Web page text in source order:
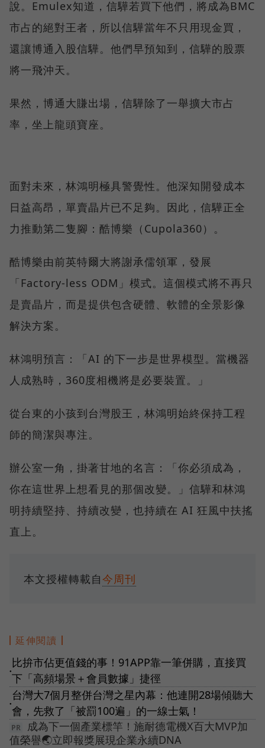
說。Emulex知道，信驊若買下他們，將成為BMC
市占的絕對王者，所以信驊當年不只用現金買，
還讓博通入股信驊。他們早預知到，信驊的股票
將一飛沖天。
果然，博通大賺出場，信驊除了一舉擴大市占
率，坐上龍頭寶座。
面對未來，林鴻明極具警覺性。他深知開發成本
日益高昂，單賣晶片已不足夠。因此，信驊正全
力推動第二隻腳：酷博樂（Cupola360）。
酷博樂由前英特爾大將謝承儒領軍，發展
「Factory-less ODM」模式。這個模式將不再只
是賣晶片，而是提供包含硬體、軟體的全景影像
解決方案。
林鴻明預言：「AI 的下一步是世界模型。當機器
人成熟時，360度相機將是必要裝置。」
從台東的小孩到台灣股王，林鴻明始終保持工程
師的簡潔與專注。
辦公室一角，掛著甘地的名言：「你必須成為，
你在這世界上想看見的那個改變。」信驊和林鴻
明持續堅持、持續改變，也持續在 AI 狂風中扶搖
直上。
本文授權轉載自今周刊
延伸閱讀
●
比拚市佔更值錢的事！91APP靠一筆併購，直接買
下「高頻場景＋會員數據」捷徑
●
台灣大7個月整併台灣之星內幕：他連開28場傾聽大
會，先救了「被罰100遍」的一線士氣！
成為下一個產業標竿！施耐德電機X百大MVP加
值榮譽🌏立即報獎展現企業永續DNA